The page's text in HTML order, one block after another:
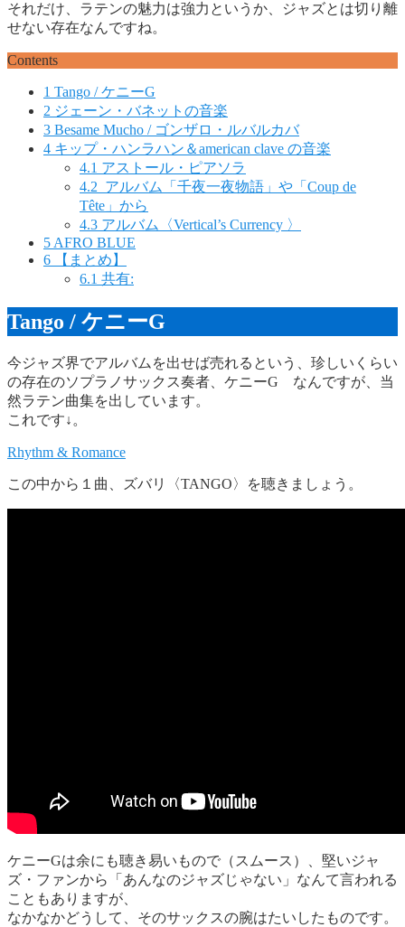
それだけ、ラテンの魅力は強力というか、ジャズとは切り離
せない存在なんですね。
Contents
1 Tango / ケニーG
2 ジェーン・バネットの音楽
3 Besame Mucho / ゴンザロ・ルバルカバ
4 キップ・ハンラハン＆american clave の音楽
4.1 アストール・ピアソラ
4.2 アルバム「千夜一夜物語」や「Coup de
Tête」から
4.3 アルバム〈Vertical’s Currency 〉
5 AFRO BLUE
6 【まとめ】
6.1 共有:
Tango / ケニーG
今ジャズ界でアルバムを出せば売れるという、珍しいくらい
の存在のソプラノサックス奏者、ケニーG なんですが、当
然ラテン曲集を出しています。
これです↓。
Rhythm & Romance
この中から１曲、ズバリ〈TANGO〉を聴きましょう。
ケニーGは余にも聴き易いもので（スムース）、堅いジャ
ズ・ファンから「あんなのジャズじゃない」なんて言われる
こともありますが、
なかなかどうして、そのサックスの腕はたいしたものです。